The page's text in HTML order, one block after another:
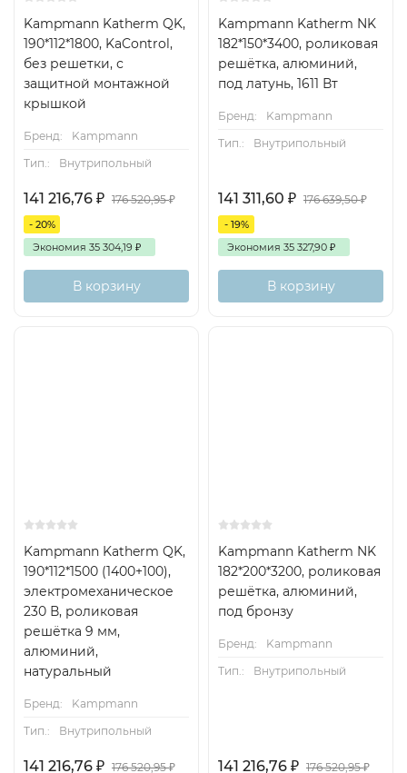
Kampmann Katherm QK,
190*112*1800, KaControl,
без решетки, с
защитной монтажной
крышкой
Бренд:
Kampmann
Тип.:
Внутрипольный
141 216,76 ₽ 176 520,95₽
- 20%
Экономия 35 304,19 ₽
В корзину
Kampmann Katherm NK
182*150*3400, роликовая
решётка, алюминий,
под латунь, 1611 Вт
Бренд:
Kampmann
Тип.:
Внутрипольный
141 311,60 ₽ 176 639,50₽
- 19%
Экономия 35 327,90 ₽
В корзину
Kampmann Katherm QK,
190*112*1500 (1400+100),
электромеханическое
230 В, роликовая
решётка 9 мм,
алюминий,
натуральный
Бренд:
Kampmann
Тип.:
Внутрипольный
141 216,76 ₽ 176 520,95₽
Kampmann Katherm NK
182*200*3200, роликовая
решётка, алюминий,
под бронзу
Бренд:
Kampmann
Тип.:
Внутрипольный
141 216,76 ₽ 176 520,95₽